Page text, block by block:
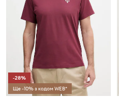
-28%
Ще -10% з кодом WEB*